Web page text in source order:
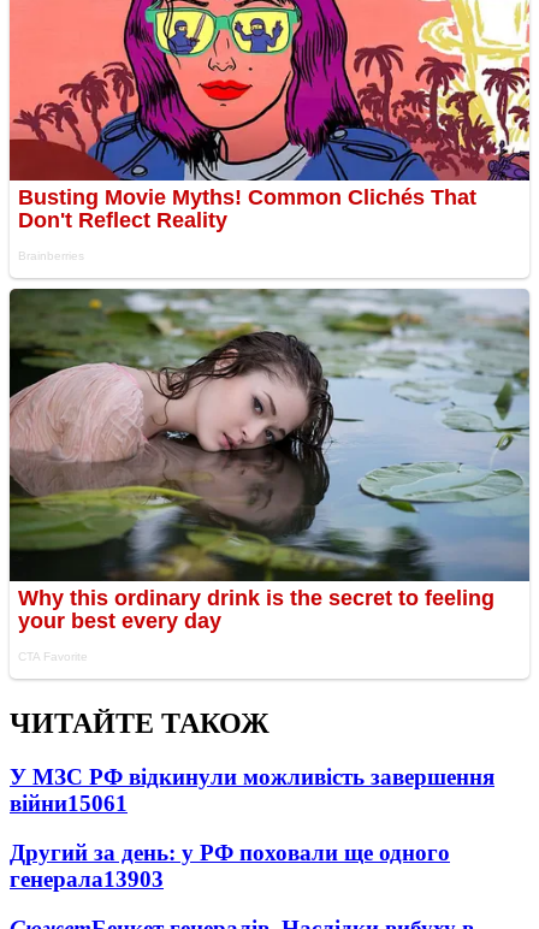
ЧИТАЙТЕ ТАКОЖ
У МЗС РФ відкинули можливість завершення
війни15061
Другий за день: у РФ поховали ще одного
генерала13903